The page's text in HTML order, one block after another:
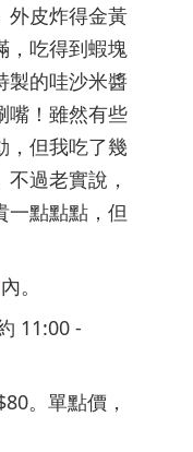
外皮炸得金黃
，吃得到蝦塊
製的哇沙米醬
嘴！雖然有些
，但我吃了幾
過老實說，
一點點點，但
。
11:00 -
。單點價，